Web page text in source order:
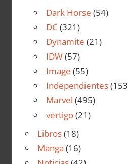
Dark Horse (54)
DC (321)
Dynamite (21)
IDW(57)
Image (55)
Independientes
Marvel (495)
vertigo(21)
Libros(18)
Manga (16)